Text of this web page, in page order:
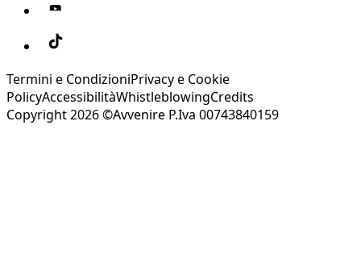
Termini e CondizioniPrivacy e Cookie
PolicyAccessibilitàWhistleblowingCredits
Copyright 2026 ©Avvenire P.Iva 00743840159